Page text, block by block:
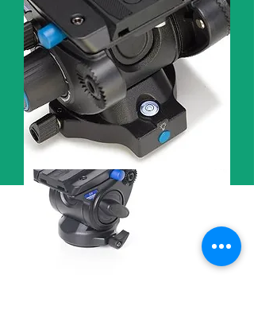
Altura máxima: 178,5 cm
Rango de paneo: 360°
Patas: Benro A3573F